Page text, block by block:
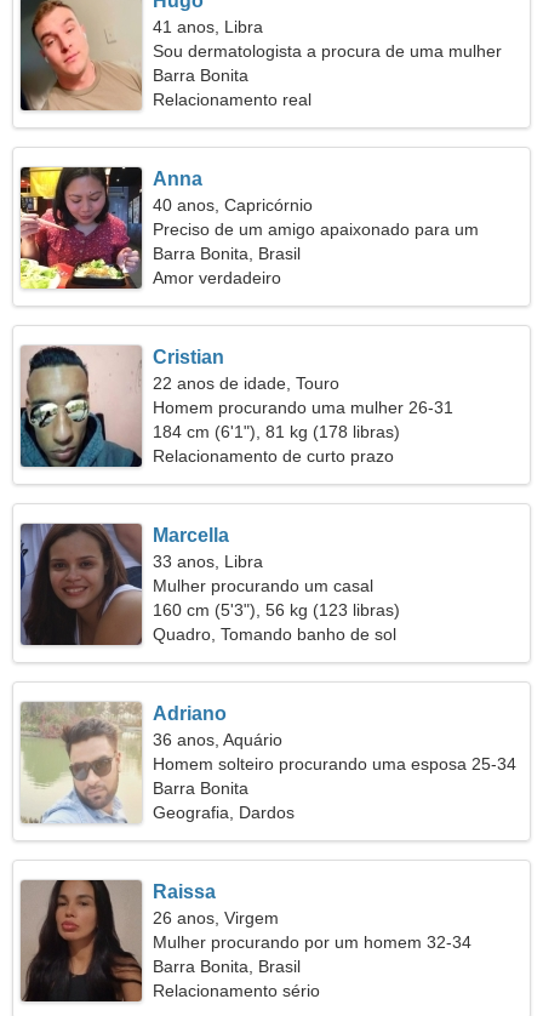
41 anos, Libra
Sou dermatologista a procura de uma mulher
sociável
Barra Bonita
Relacionamento real
Anna
40 anos, Capricórnio
Preciso de um amigo apaixonado para um
passeio juntos
Barra Bonita, Brasil
Amor verdadeiro
Cristian
22 anos de idade, Touro
Homem procurando uma mulher 26-31
184 cm (6'1"), 81 kg (178 libras)
Relacionamento de curto prazo
Marcella
33 anos, Libra
Mulher procurando um casal
160 cm (5'3"), 56 kg (123 libras)
Quadro, Tomando banho de sol
Adriano
36 anos, Aquário
Homem solteiro procurando uma esposa 25-34
Barra Bonita
Geografia, Dardos
Raissa
26 anos, Virgem
Mulher procurando por um homem 32-34
Barra Bonita, Brasil
Relacionamento sério